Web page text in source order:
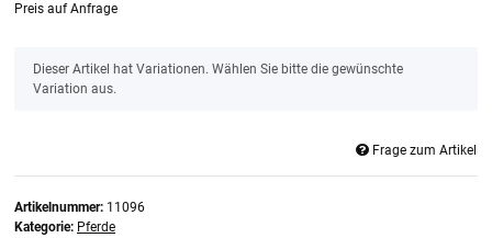
Preis auf Anfrage
xDieser Artikel hat Variationen. Wählen Sie bitte die gewünschte
Variation aus.
Frage zum Artikel
Artikelnummer: 11096
Kategorie: Pferde